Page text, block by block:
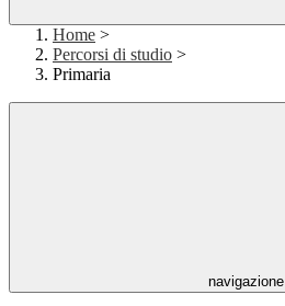
Home >
Percorsi di studio >
Primaria
navigazione